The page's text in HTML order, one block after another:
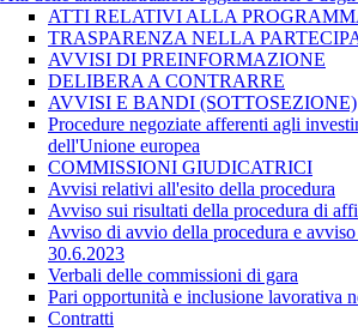
ATTI RELATIVI ALLA
TRASPARENZA NELLA
AVVISI DI PREINFORMAZIONE
DELIBERA A CONTRARRE
AVVISI E BANDI (SOTTOSEZIONE)
Procedure negoziate afferenti agli
dell'Unione europea
COMMISSIONI GIUDICATRICI
Avvisi relativi all'esito della procedura
Avviso sui risultati della procedura di
Avviso di avvio della procedura e
30.6.2023
Verbali delle commissioni di gara
Pari opportunità e inclusione lavorativa
Contratti